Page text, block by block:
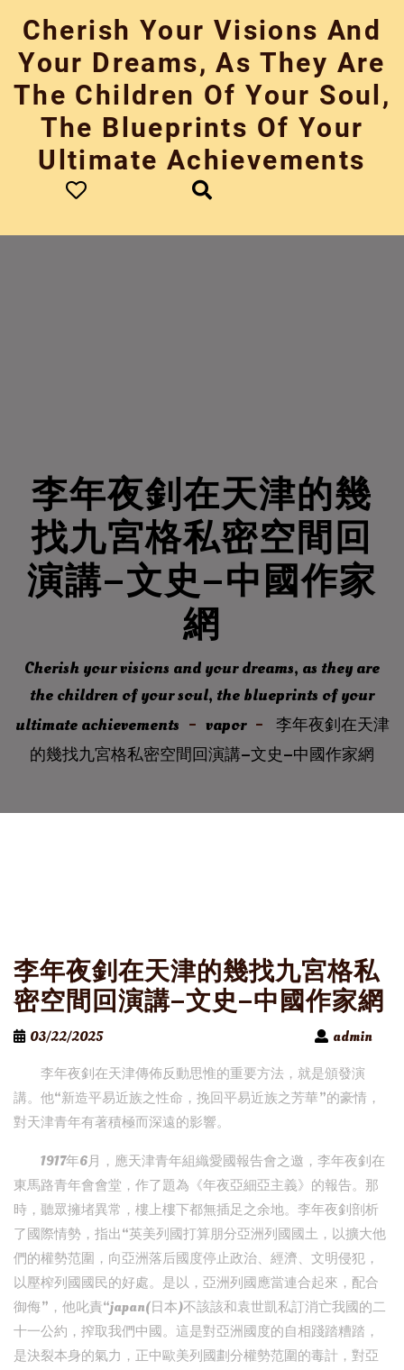
content
Cherish Your Visions And
Your Dreams, As They Are
The Children Of Your Soul,
The Blueprints Of Your
Ultimate Achievements
李年夜釗在天津的幾
找九宮格私密空間回
演講–文史–中國作家
網
Cherish your visions and your dreams, as they are
the children of your soul, the blueprints of your
ultimate achievements
vapor
李年夜釗在天津
的幾找九宮格私密空間回演講–文史–中國作家網
李年夜釗在天津的幾找九宮格私
密空間回演講–文史–中國作家網
03/22/2025
admin
李年夜釗在天津傳佈反動思惟的重要方法，就是頒發演
講。他“新造平易近族之性命，挽回平易近族之芳華”的豪情，
對天津青年有著積極而深遠的影響。
1917年6月，應天津青年組織愛國報告會之邀，李年夜釗在
東馬路青年會會堂，作了題為《年夜亞細亞主義》的報告。那
時，聽眾擁堵異常，樓上樓下都無插足之余地。李年夜釗剖析
了國際情勢，指出“英美列國打算朋分亞洲列國國土，以擴大他
們的權勢范圍，向亞洲落后國度停止政治、經濟、文明侵犯，
以壓榨列國國民的好處。是以，亞洲列國應當連合起來，配合
御侮”，他叱責“japan(日本)不該該和袁世凱私訂消亡我國的二
十一公約，搾取我們中國。這是對亞洲國度的自相踐踏糟踏，
是決裂本身的氣力，正中歐美列國劃分權勢范圍的毒計，對亞